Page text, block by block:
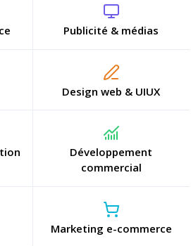
Publicité & médias
Design web & UIUX
Développement
commercial
Marketing e-commerce